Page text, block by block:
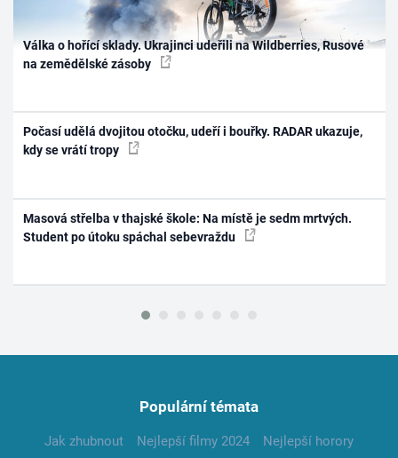
Válka o hořící sklady. Ukrajinci udeřili na Wildberries, Rusové
na zemědělské zásoby
Počasí udělá dvojitou otočku, udeří i bouřky. RADAR ukazuje,
kdy se vrátí tropy
Masová střelba v thajské škole: Na místě je sedm mrtvých.
Student po útoku spáchal sebevraždu
Populární témata
Jak zhubnout Nejlepší filmy 2024
Nejlepší horory